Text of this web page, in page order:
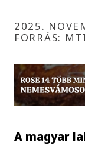
2025.
FORRÁS: MTI
A magyar